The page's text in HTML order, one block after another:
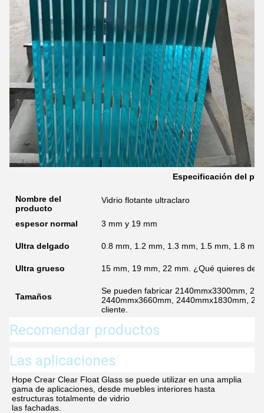
Especificación del
Nombre del
producto
Vidrio flotante ultraclaro
espesor normal 3 mm y 19 mm
Ultra delgado 0.8 mm, 1.2 mm, 1.3 mm, 1.5 mm, 1.8 mm
Ultra grueso 15 mm, 19 mm, 22 mm. ¿Qué quieres
Tamaños
Se pueden fabricar 2140mmx3300mm,
2440mmx3660mm, 2440mmx1830mm,
cliente.
Recomendar productos
Las aplicaciones
Hope Crear Clear Float Glass se puede utilizar en una amplia
gama de aplicaciones, desde muebles interiores hasta
estructuras totalmente de vidrio
las fachadas.